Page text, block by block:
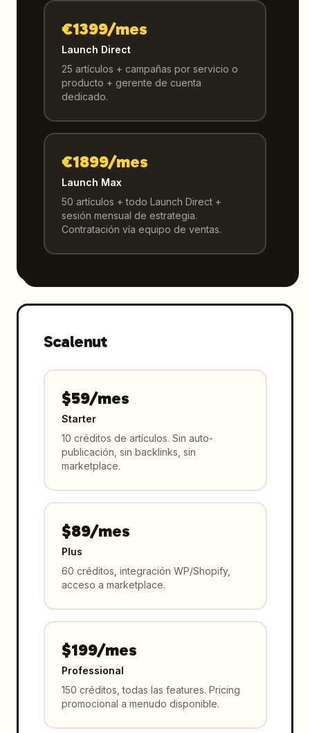
€1399/mes
Launch Direct
25 artículos + campañas por servicio o
producto + gerente de cuenta
dedicado.
€1899/mes
Launch Max
50 artículos + todo Launch Direct +
sesión mensual de estrategia.
Contratación vía equipo de ventas.
Scalenut
$59/mes
Starter
10 créditos de artículos. Sin auto-
publicación, sin backlinks, sin
marketplace.
$89/mes
Plus
60 créditos, integración WP/Shopify,
acceso a marketplace.
$199/mes
Professional
150 créditos, todas las features. Pricing
promocional a menudo disponible.